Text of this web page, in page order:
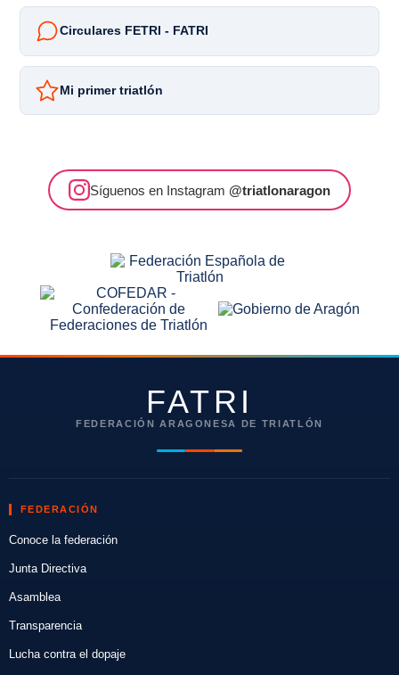
Circulares FETRI - FATRI
Mi primer triatlón
Síguenos en Instagram @triatlonaragon
FATRI
FEDERACIÓN ARAGONESA DE TRIATLÓN
FEDERACIÓN
Conoce la federación
Junta Directiva
Asamblea
Transparencia
Lucha contra el dopaje